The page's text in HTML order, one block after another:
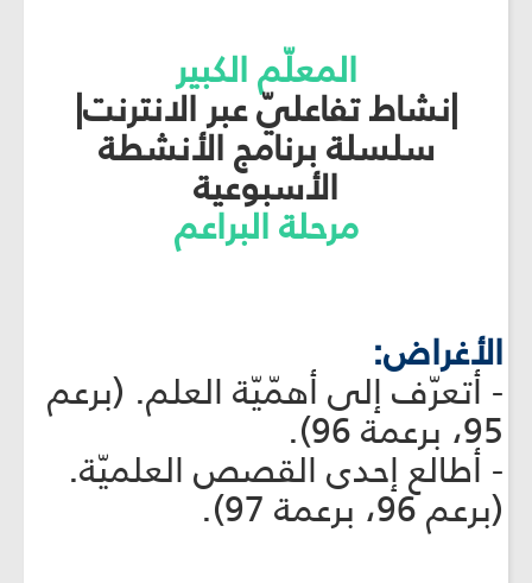
المعلّم الكبير
|نشاط تفاعليّ عبر الانترنت|
سلسلة برنامج الأنشطة
الأسبوعية
مرحلة البراعم
الأغراض:
- أتعرّف إلى أهمّيّة العلم. (برعم
95، برعمة 96).
- أطالع إحدى القصص العلميّة.
(برعم 96، برعمة 97).